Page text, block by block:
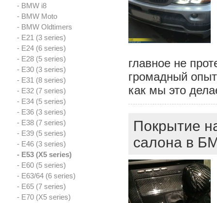
- BMW i8
- BMW Moto
- BMW Oldtimers
- E21 (3 series)
- E24 (6 series)
- E28 (5 series)
- E30 (3 series)
- E31 (8 series)
- E32 (7 series)
- E34 (5 series)
- E36 (3 series)
- E38 (7 series)
- E39 (5 series)
- E46 (3 series)
- E53 (X5 series)
- E60 (5 series)
- E63/64 (6 series)
- E65 (7 series)
- E70 (X5 series)
главное не
громадный
как мы это
Покрытие
салона в